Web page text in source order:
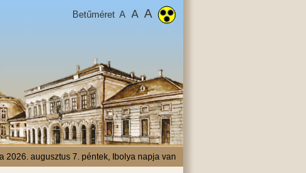
Betűméret A A A
2026. augusztus 7. péntek, Ibolya napja van